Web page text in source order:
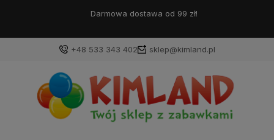
Darmowa dostawa od 99 zł!
+48 533 343 402 sklep@kimland.pl